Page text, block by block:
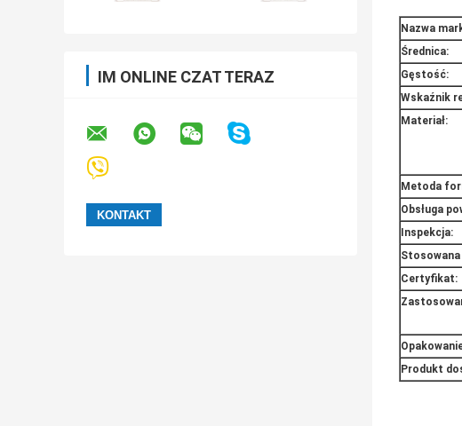
IM ONLINE CZAT TERAZ
Nazwa
Średnica:
Gęstość:
Wskaźnik
Materiał:
Metoda
Obsługa
Inspekcja:
Certyfikat:
Produkt